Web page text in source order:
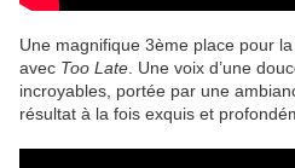
Une magnifique 3ème place pour
avec Too Late . Une voix d’une
incroyables, portée par une
résultat à la fois exquis et